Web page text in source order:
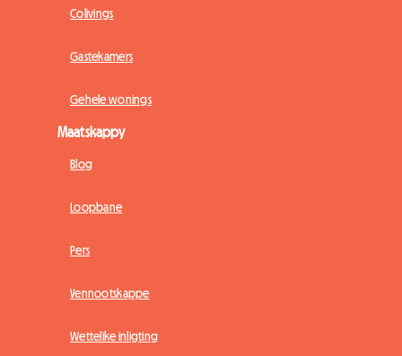
Colivings
Gastekamers
Gehele wonings
Maatskappy
Blog
Loopbane
Pers
Vennootskappe
Wettelike inligting